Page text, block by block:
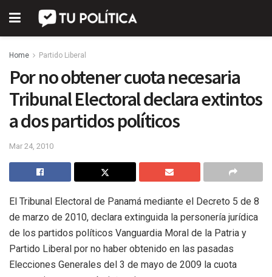
Home Partido Liberal
Por no obtener cuota necesaria
Tribunal Electoral declara extintos
a dos partidos políticos
Mar 24, 2010
El Tribunal Electoral de Panamá mediante el Decreto 5 de 8
de marzo de 2010, declara extinguida la personería jurídica
de los partidos políticos Vanguardia Moral de la Patria y
Partido Liberal por no haber obtenido en las pasadas
Elecciones Generales del 3 de mayo de 2009 la cuota